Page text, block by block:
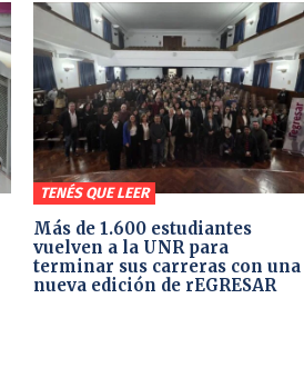
TENÉS QUE LEER
Más de 1.600 estudiantes
vuelven a la UNR para
terminar sus carreras con una
nueva edición de rEGRESAR